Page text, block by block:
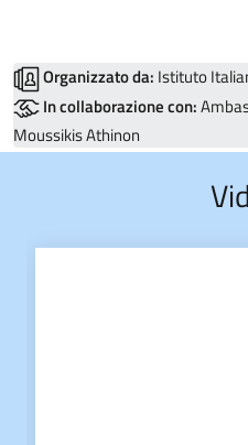
Organizzato da: Istituto
In collaborazione con:
Moussikis Athinon